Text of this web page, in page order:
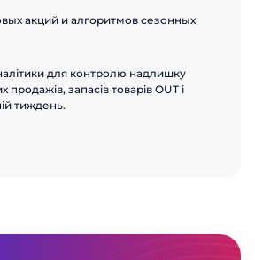
акций и алгоритмов сезонных
для контролю надлишку
продажів, запасів товарів OUT і
тиждень.